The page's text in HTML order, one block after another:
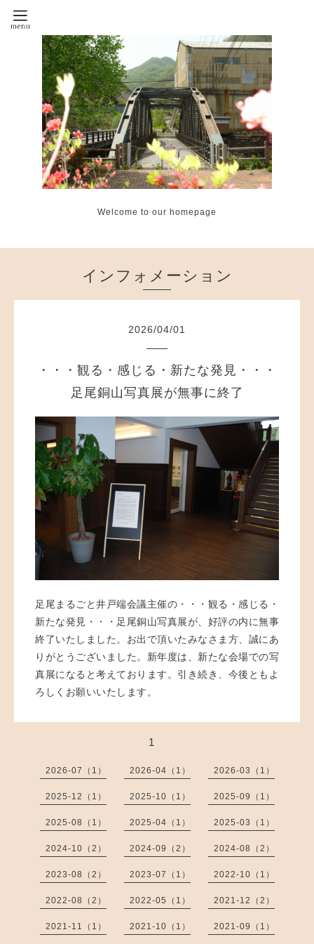
Welcome to our homepage
インフォメーション
2026/04/01
・・・観る・感じる・新たな発見・・・
足尾銅山写真展が無事に終了
足尾まるごと井戸端会議主催の・・・観る・感じる・
新たな発見・・・足尾銅山写真展が、好評の内に無事
終了いたしました。お出で頂いたみなさま方、誠にあ
りがとうございました。新年度は、新たな会場での写
真展になると考えております。引き続き、今後ともよ
ろしくお願いいたします。
1
2026-07（1） 2026-04（1） 2026-03（1）
2025-12（1） 2025-10（1） 2025-09（1）
2025-08（1） 2025-04（1） 2025-03（1）
2024-10（2） 2024-09（2） 2024-08（2）
2023-08（2） 2023-07（1） 2022-10（1）
2022-08（2） 2022-05（1） 2021-12（2）
2021-11（1） 2021-10（1） 2021-09（1）